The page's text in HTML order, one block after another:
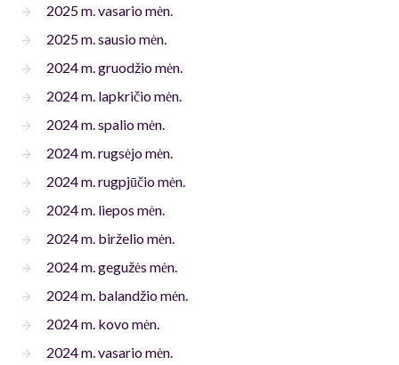
2025 m. vasario mėn.
2025 m. sausio mėn.
2024 m. gruodžio mėn.
2024 m. lapkričio mėn.
2024 m. spalio mėn.
2024 m. rugsėjo mėn.
2024 m. rugpjūčio mėn.
2024 m. liepos mėn.
2024 m. birželio mėn.
2024 m. gegužės mėn.
2024 m. balandžio mėn.
2024 m. kovo mėn.
2024 m. vasario mėn.